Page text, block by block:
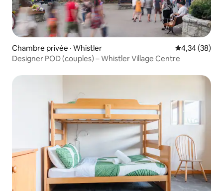
Chambre privée · Whistler Note
4,34 (38)
Designer POD (couples) – Whistler Village Centre